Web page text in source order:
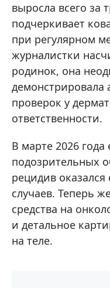
выросла всего за
подчеркивает
при регулярном
журналистки
родинок, она
демонстрировала
проверок у
ответственности.
В марте 2026 года
подозрительных
рецидив
случаев. Теперь
средства на
и детальное
на теле.